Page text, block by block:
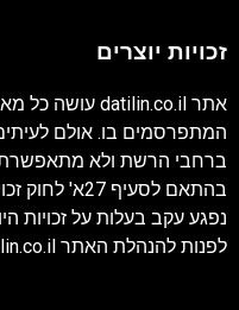
זכויות יוצרים
אתר datilin.co.il עושה כל
המתפרסמים בו. אולם
ברחבי הרשת ולא מתאפשרת
בהתאם לסעיף
נפגע עקב בעלות על זכויות
לפנות להנהלת האתר